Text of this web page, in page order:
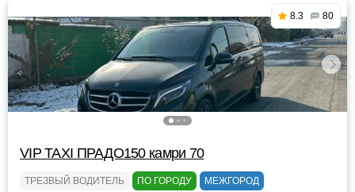
8.3 80
VIP TAXI ПРАДО150 камри 70
ТРЕЗВЫЙ ВОДИТЕЛЬ ПО ГОРОДУ МЕЖГОРОД